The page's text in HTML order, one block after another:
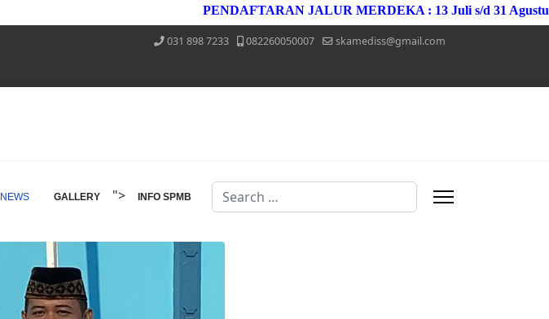
PENDAFTARAN JALUR MERDEKA : 13 Juli s/d 31 Agustus 2026
031 898 7233 082260050007 skamediss@gmail.com
NEWS GALLERY "> INFO SPMB
Search